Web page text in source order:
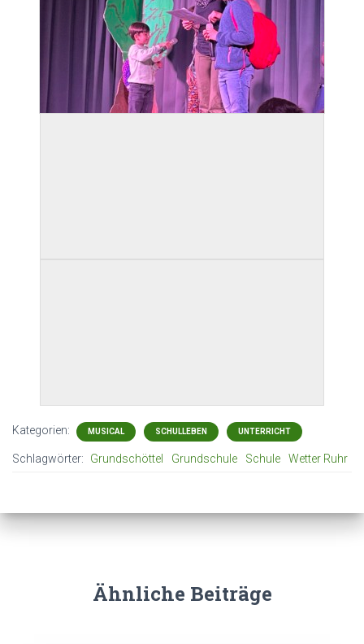
Kategorien: MUSICAL SCHULLEBEN UNTERRICHT
Schlagwörter: Grundschöttel Grundschule Schule Wetter Ruhr
Ähnliche Beiträge